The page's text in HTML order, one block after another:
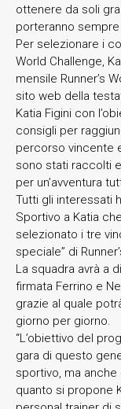
ottenere da soli
porteranno
Per selezionare i
World Challenge,
mensile Runner’s
sito web della
Katia Figini con
consigli per
percorso vincente
sono stati raccolti
per un’avventura
Tutti gli interessati
Sportivo a Katia
selezionato i tre
speciale” di
La squadra avrà a
firmata Ferrino e
grazie al quale
giorno per giorno.
“L’obiettivo del
gara di questo
sportivo, ma
quanto si propone